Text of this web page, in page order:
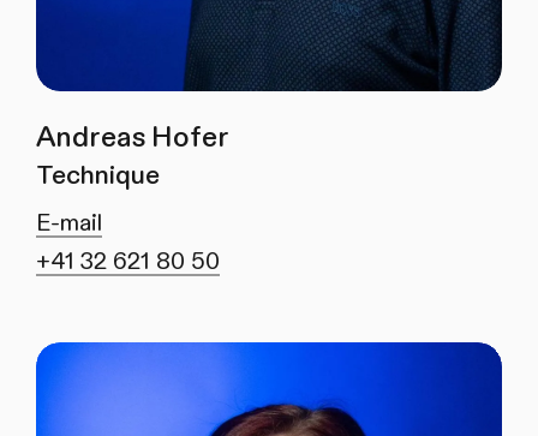
Andreas Hofer
Technique
E-mail
+41 32 621 80 50